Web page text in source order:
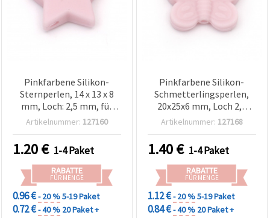
Pinkfarbene Silikon-
Sternperlen, 14 x 13 x 8
mm, Loch: 2,5 mm, für
DIY-Accessoires &
Artikelnummer: 127160
1.20€ 1-4 Paket
RABATTE
FÜR MENGE
0.96 €- 20 %5-19 Paket
0.72 €- 40 % 20 Paket +
Pinkfarbene Silikon-
Schmetterlingsperlen,
20x25x6 mm, Loch 2,5
mm, für DIY-
Basteln, 2 Stück
Artikelnummer: 127168
1.40€ 1-4 Paket
RABATTE
FÜR MENGE
1.12 €- 20 %5-19 Paket
0.84 €- 40 % 20 Paket +